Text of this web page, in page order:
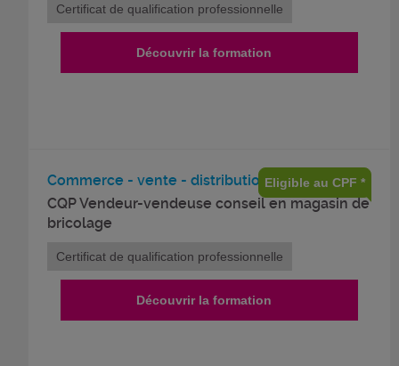
Certificat de qualification professionnelle
Découvrir la formation
Commerce - vente - distribution
CQP Vendeur-vendeuse conseil en magasin de
bricolage
Eligible au CPF *
Certificat de qualification professionnelle
Découvrir la formation